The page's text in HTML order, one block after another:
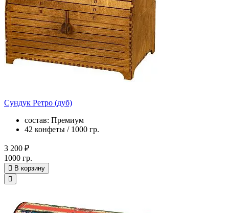
Сундук Ретро (дуб)
состав: Премиум
42 конфеты / 1000 гр.
3 200 ₽
1000 гр.
В корзину